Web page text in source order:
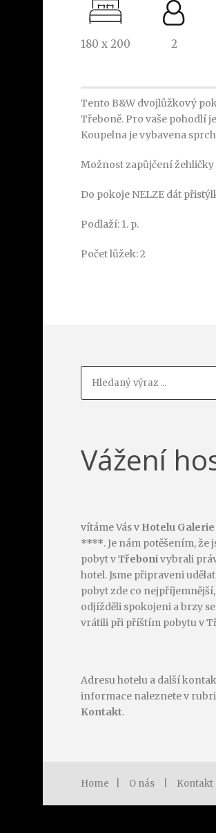
180 x 200 2
Tento B&W dvojlůžkový
Třeboně. Pro vaše pohodlí
Koupelna je vybavena
Možnost zapůjčení žehličky
Do pokoje NELZE dát
Podlaží: 1. p.
Počet lůžek: 2
Vážení
vítáme Vás v Hotelu
****. Je nám potěšením, že
pobyt vTřebonivybrali
hotel. Jsme připraveni udělat
pobyt zde co
odjížděli spokojeni a brzy
vrátili při příštím pobytu v
Adresu hotelu a další
informace naleznete v
Kontakt.
Home O nás Kontakt